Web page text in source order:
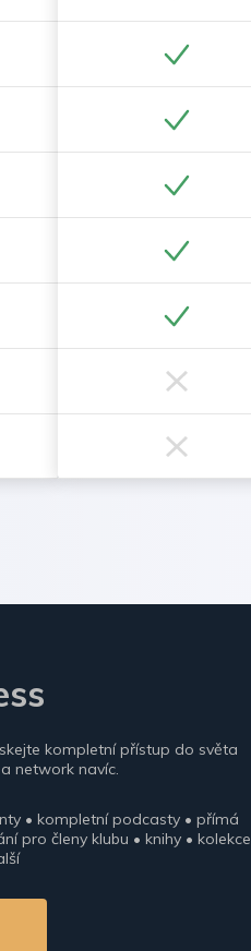
kompletní přístup do světa
network navíc.
• kompletní podcasty • přímá
pro členy klubu • knihy • kolekce